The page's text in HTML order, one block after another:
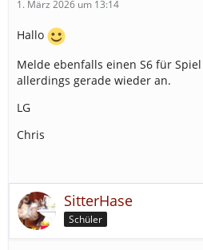
1. März 2026 um 13:14
Hallo
Melde ebenfalls einen S6 für
allerdings gerade wieder an.
LG
Chris
SitterHase
Schüler